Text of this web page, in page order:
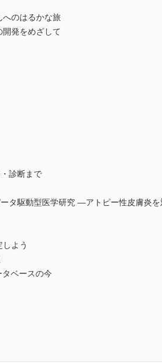
のはるかな旅
発をめざして
診断まで
タ駆動型医学研究 ―アトピー性皮膚炎
よう
ベースの今